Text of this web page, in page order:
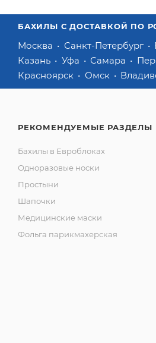
БАХИЛЫ С ДОСТАВКОЙ ПО
Москва Санкт-Петербург
Казань
Уфа Самара
Красноярск
Омск
РЕКОМЕНДУЕМЫЕ РАЗДЕЛЫ
Бахилы в Евроблоках
Одноразовые носки
Простыни
Шапочки
Медицинские маски
Фольга парикмахерская